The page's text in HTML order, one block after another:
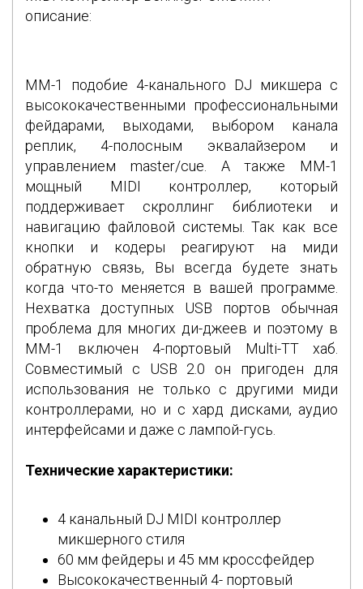
описание:
MM-1 подобие 4-канального DJ микшера с
высококачественными профессиональными
фейдарами, выходами, выбором канала
реплик, 4-полосным эквалайзером и
управлением master/cue. А также MM-1
мощный MIDI контроллер, который
поддерживает скроллинг библиотеки и
навигацию файловой системы. Так как все
кнопки и кодеры реагируют на миди
обратную связь, Вы всегда будете знать
когда что-то меняется в вашей программе.
Нехватка доступных USB портов обычная
проблема для многих ди-джеев и поэтому в
MM-1 включен 4-портовый Multi-TT хаб.
Совместимый с USB 2.0 он пригоден для
использования не только с другими миди
контроллерами, но и с хард дисками, аудио
интерфейсами и даже с лампой-гусь.
Технические характеристики:
4 канальный DJ MIDI контроллер
микшерного стиля
60 мм фейдеры и 45 мм кроссфейдер
Высококачественный 4- портовый